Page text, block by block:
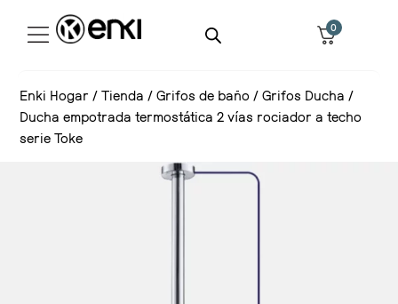
0
Enki Hogar / Tienda / Grifos de baño / Grifos Ducha /
Ducha empotrada termostática 2 vías rociador a techo
serie Toke